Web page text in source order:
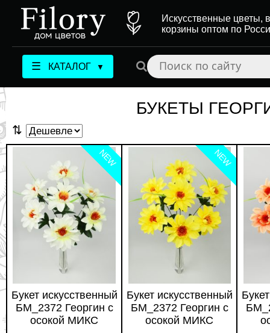
Искусственные цветы,
корзины оптом по
☰ КАТАЛОГ ▼
БУКЕТЫ
⇅
NEW
Букет искусственный
БМ_2372 Георгин с
осокой МИКС
NEW
Букет искусственный
БМ_2372 Георгин с
осокой МИКС